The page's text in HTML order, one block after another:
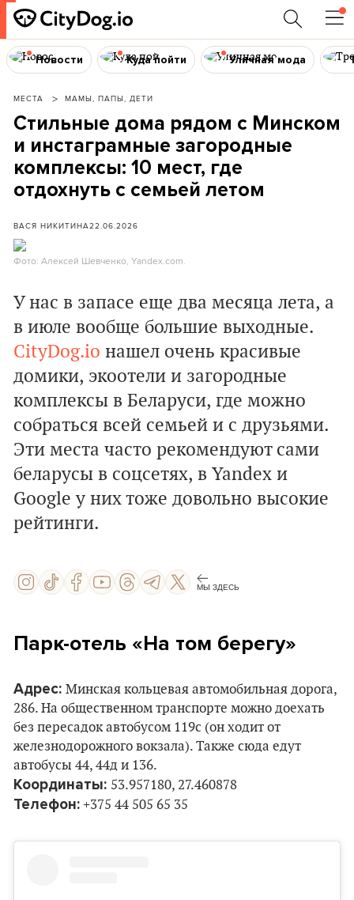
Новости Куда пойти Уличная мода
МЕСТА МАМЫ, ПАПЫ, ДЕТИ
Стильные дома рядом с Минском
и инстаграмные загородные
комплексы: 10 мест, где
отдохнуть с семьей летом
ВАСЯ НИКИТИНА22.06.2026
Фото: Алексей Шевченко, Yandex.com.
У нас в запасе еще два месяца лета, а
в июле вообще большие выходные.
CityDog.io нашел очень красивые
домики, экоотели и загородные
комплексы в Беларуси, где можно
собраться всей семьей и с друзьями.
Эти места часто рекомендуют сами
беларусы в соцсетях, в Yandex и
Google у них тоже довольно высокие
рейтинги.
МЫ ЗДЕСЬ
Парк-отель «На том берегу»
Адрес: Минская кольцевая автомобильная дорога,
286. На общественном транспорте можно доехать
без пересадок автобусом 119с (он ходит от
железнодорожного вокзала). Также сюда едут
автобусы 44, 44д и 136.
Координаты: 53.957180, 27.460878
Телефон: +375 44 505 65 35